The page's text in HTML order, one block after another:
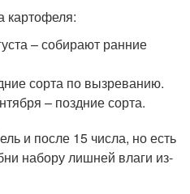
картофеля:
– собирают ранние
сорта по вызреванию.
– поздние сорта.
и после 15 числа, но есть
набору лишней влаги из-